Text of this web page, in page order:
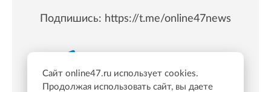
Подпишись: https://t.me/online47news
Сайт online47.ru использует cookies.
Продолжая использовать сайт, вы даете